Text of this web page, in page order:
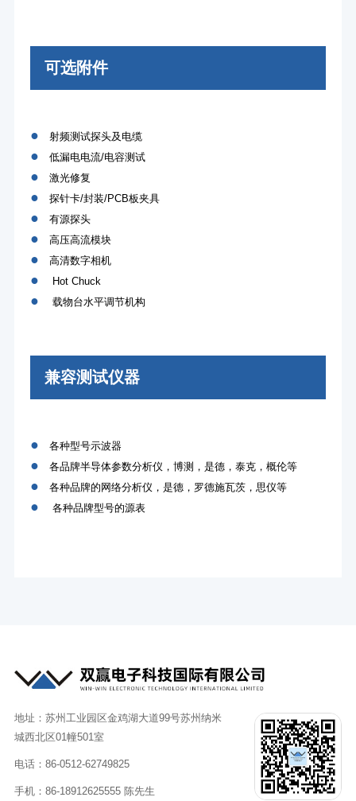
可选附件
● 射频测试探头及电缆
● 低漏电电流/电容测试
● 激光修复
● 探针卡/封装/PCB板夹具
● 有源探头
● 高压高流模块
● 高清数字相机
● Hot Chuck
● 载物台水平调节机构
兼容测试仪器
● 各种型号示波器
● 各品牌半导体参数分析仪，博测，是德，泰克，概伦等
● 各种品牌的网络分析仪，是德，罗德施瓦茨，思仪等
● 各种品牌型号的源表
地址：苏州工业园区金鸡湖大道99号苏州纳米
城西北区01幢501室
电话：86-0512-62749825
手机：86-18912625555 陈先生